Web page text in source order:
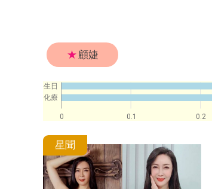
★ 顧婕
0 0.1 0.2
生日
化療
星聞